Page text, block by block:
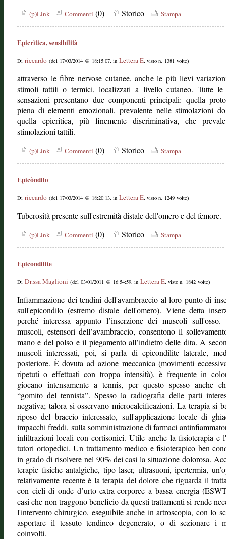
(p)Link Commenti (0) Storico Stampa
Epicrìtica, sensibilità
Di riccardo (del 17/03/2014 @ 18:15:07, in Lettera E, visto n. 1381 volte)
attraverso le fibre nervose cutanee, anche le più lievi
stimoli tattili o termici, localizzati a livello cutaneo. Tutte le
sensazioni presentano due componenti principali: quella
piena di elementi emozionali, prevalente nelle stimolazioni
quella epicritica, più finemente discriminativa, che
stimolazioni tattili.
(p)Link Commenti (0) Storico Stampa
Epicòndilo
Di riccardo (del 17/03/2014 @ 18:20:13, in Lettera E, visto n. 1249 volte)
Tuberosità presente sull'estremità distale dell'omero e del femore.
(p)Link Commenti (0) Storico Stampa
Epicondilite
Di Dr.ssa Maglioni (del 03/01/2011 @ 16:54:59, in Lettera E, visto n. 1842 volte)
Infiammazione dei tendini dell'avambraccio al loro punto di
sull'epicondilo (estremo distale dell'omero). Viene detta
perché interessa appunto l’inserzione dei muscoli sull'osso.
muscoli, estensori dell’avambraccio, consentono il
mano e del polso e il piegamento all’indietro delle dita. A
muscoli interessati, poi, si parla di epicondilite laterale,
posteriore. È dovuta ad azione meccanica (movimenti
ripetuti o effettuati con troppa intensità), è frequente in
giocano intensamente a tennis, per questo spesso anche
“gomito del tennista”. Spesso la radiografia delle parti
negativa; talora si osservano microcalcificazioni. La terapia si
riposo del braccio interessato, sull'applicazione locale di
impacchi freddi, sulla somministrazione di farmaci
infiltrazioni locali con cortisonici. Utile anche la fisioterapia e
tutori ortopedici. Un trattamento medico e fisioterapico ben
in grado di risolvere nel 90% dei casi la situazione dolorosa.
terapie fisiche antalgiche, tipo laser, ultrasuoni, ipertermia,
relativamente recente è la terapia del dolore che riguarda il
con cicli di onde d’urto extra-corporee a bassa energia
casi che non traggono beneficio da questi trattamenti si rende
l'intervento chirurgico, eseguibile anche in artroscopia, con lo
asportare il tessuto tendineo degenerato, o di sezionare i
coinvolti.